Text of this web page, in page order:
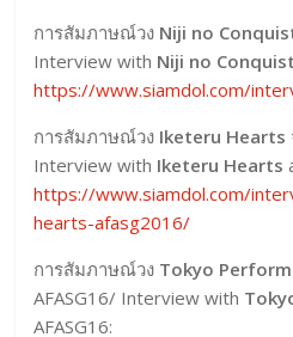
การสัมภาษณ์วง Niji no
Interview with Niji no
https://www.siamdol.com/
การสัมภาษณ์วง Iketeru Hearts
Interview with Iketeru Hearts
https://www.siamdol.com/
hearts-afasg2016/
การสัมภาษณ์วง Tokyo
AFASG16/ Interview with
AFASG16: